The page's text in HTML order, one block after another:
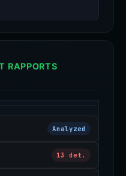
RAPPORTS
Analyzed
13 det.